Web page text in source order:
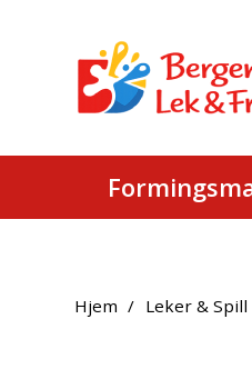
Hjem / Leker & Spill